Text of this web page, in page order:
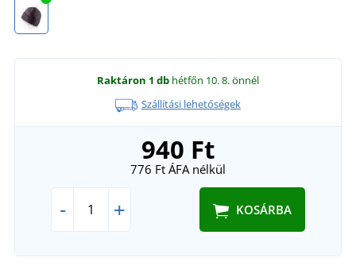
Raktáron 1 db hétfőn 10. 8.önnél
Szállítási lehetőségek
940 Ft
776 Ft ÁFA nélkül
- + KOSÁRBA